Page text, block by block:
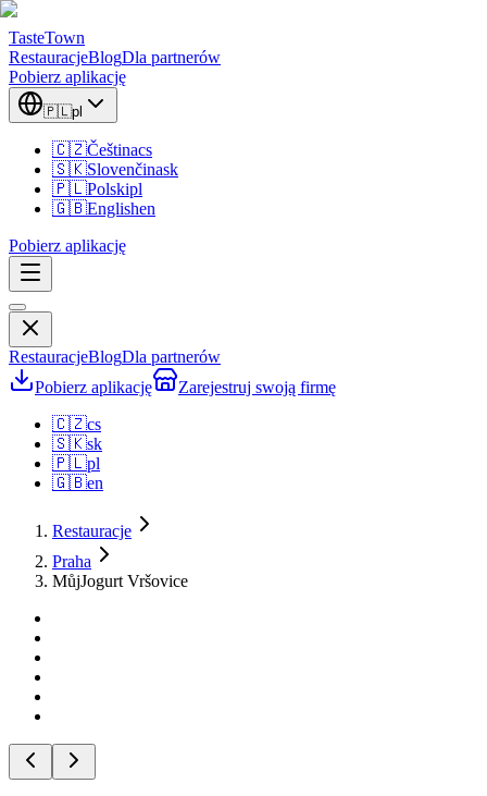
TasteTown
RestauracjeBlogDla partnerów
Pobierz aplikację
🇵🇱pl
🇨🇿Češtinacs
🇸🇰Slovenčinask
🇵🇱Polskipl
🇬🇧Englishen
Pobierz aplikację
RestauracjeBlogDla partnerów
Pobierz aplikację
Zarejestruj swoją firmę
🇨🇿cs
🇸🇰sk
🇵🇱pl
🇬🇧en
Restauracje
Praha
MůjJogurt Vršovice